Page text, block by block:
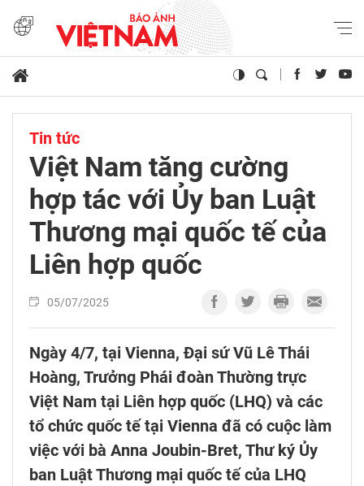
Tin tức
Việt Nam tăng cường
hợp tác với Ủy ban Luật
Thương mại quốc tế của
Liên hợp quốc
05/07/2025
Ngày 4/7, tại Vienna, Đại sứ Vũ Lê Thái
Hoàng, Trưởng Phái đoàn Thường trực
Việt Nam tại Liên hợp quốc (LHQ) và các
tổ chức quốc tế tại Vienna đã có cuộc làm
việc với bà Anna Joubin-Bret, Thư ký Ủy
ban Luật Thương mại quốc tế của LHQ